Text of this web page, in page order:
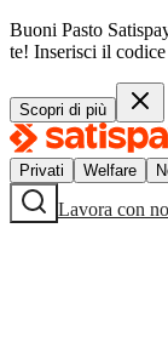
Buoni Pasto
te! Inserisci il codice
Scopri di più
Privati Welfare
Lavora con